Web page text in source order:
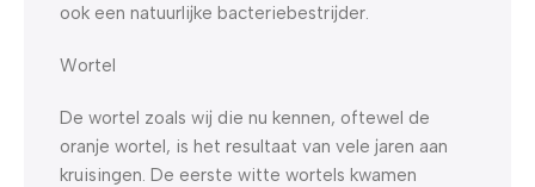
ook een natuurlijke bacteriebestrijder.
Wortel
De wortel zoals wij die nu kennen, oftewel de
oranje wortel, is het resultaat van vele jaren aan
kruisingen. De eerste witte wortels kwamen